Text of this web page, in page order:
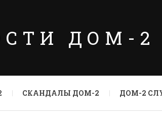
ДОМ-2
СКАНДАЛЫ ДОМ-2 ДОМ-2